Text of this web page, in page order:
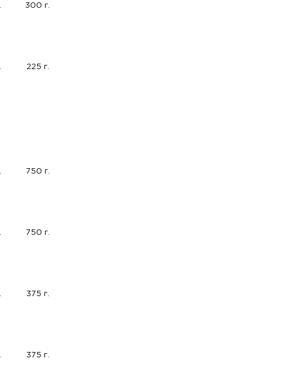
300 г.
225 г.
750 г.
750 г.
375 г.
375 г.